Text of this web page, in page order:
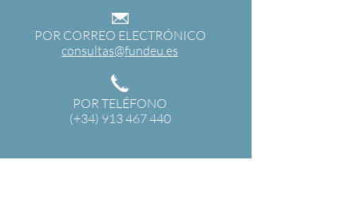
POR CORREO ELECTRÓNICO
consultas@fundeu.es
POR TELÉFONO
(+34) 913 467 440